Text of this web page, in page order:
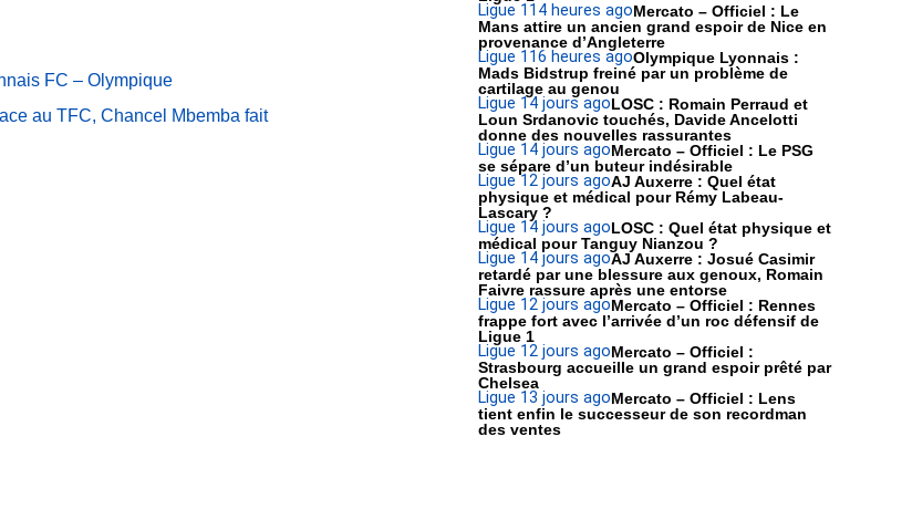
FC – Olympique
au TFC, Chancel Mbemba fait
Ligue 1 14 heures agoMercato – Officiel : Le
Mans attire un ancien grand espoir de Nice en
provenance d’Angleterre
Ligue 1 16 heures agoOlympique Lyonnais :
Mads Bidstrup freiné par un problème de
cartilage au genou
Ligue 14 jours agoLOSC : Romain Perraud et
Loun Srdanovic touchés, Davide Ancelotti
donne des nouvelles rassurantes
Ligue 1 4 jours agoMercato – Officiel : Le PSG
se sépare d’un buteur indésirable
Ligue 12 jours agoAJ Auxerre : Quel état
physique et médical pour Rémy Labeau-
Lascary ?
Ligue 14 jours agoLOSC : Quel état physique et
médical pour Tanguy Nianzou ?
Ligue 1 4 jours agoAJ Auxerre : Josué Casimir
retardé par une blessure aux genoux, Romain
Faivre rassure après une entorse
Ligue 12 jours agoMercato – Officiel : Rennes
frappe fort avec l’arrivée d’un roc défensif de
Ligue 1
Ligue 12 jours agoMercato – Officiel :
Strasbourg accueille un grand espoir prêté par
Chelsea
Ligue 13 jours agoMercato – Officiel : Lens
tient enfin le successeur de son recordman
des ventes